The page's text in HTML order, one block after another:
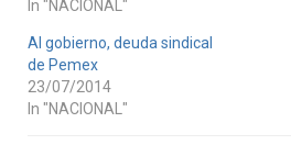
In "NACIONAL"
Al gobierno, deuda sindical
de Pemex
23/07/2014
In "NACIONAL"